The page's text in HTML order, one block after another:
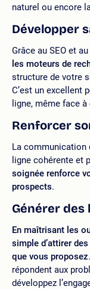
naturel ou encore
Développer
Grâce au SEO et au
les moteurs de
structure de votre
C’est un excellent
ligne, même face
Renforcer
La communication
ligne cohérente et
soignée renforce
prospects.
Générer des
En maîtrisant les
simple d’attirer
que vous proposez
répondent aux
développez